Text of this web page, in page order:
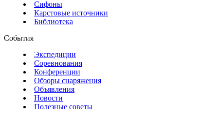
Сифоны
Карстовые источники
Библиотека
События
Экспедиции
Соревнования
Конференции
Обзоры снаряжения
Объявления
Новости
Полезные советы